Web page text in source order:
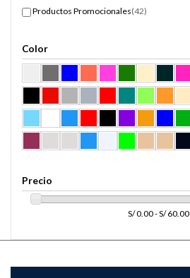
Productos Promocionales(42)
Color
Precio
S/ 0.00 - S/ 60.00